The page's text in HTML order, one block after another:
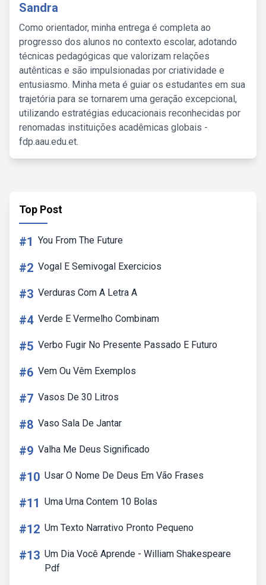
Sandra
Como orientador, minha entrega é completa ao
progresso dos alunos no contexto escolar, adotando
técnicas pedagógicas que valorizam relações
autênticas e são impulsionadas por criatividade e
entusiasmo. Minha meta é guiar os estudantes em sua
trajetória para se tornarem uma geração excepcional,
utilizando estratégias educacionais reconhecidas por
renomadas instituições acadêmicas globais -
fdp.aau.edu.et.
Top Post
#1 You From The Future
#2 Vogal E Semivogal Exercicios
#3 Verduras Com A Letra A
#4 Verde E Vermelho Combinam
#5 Verbo Fugir No Presente Passado E Futuro
#6 Vem Ou Vêm Exemplos
#7 Vasos De 30 Litros
#8 Vaso Sala De Jantar
#9 Valha Me Deus Significado
#10 Usar O Nome De Deus Em Vão Frases
#11 Uma Urna Contem 10 Bolas
#12 Um Texto Narrativo Pronto Pequeno
#13 Um Dia Você Aprende - William Shakespeare
Pdf